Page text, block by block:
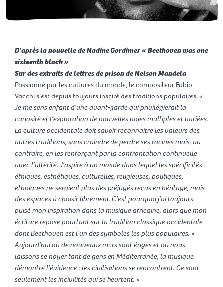
D’après la nouvelle de Nadine Gordimer « Beethoven was one
sixteenth black »
Sur des extraits de lettres de prison de Nelson Mandela
Passionné par les cultures du monde, le compositeur Fabio
Vacchi s’est ­depuis toujours inspiré des traditions populaires.«
Je me sens enfant d’une avant-garde qui privilégierait la
curiosité et l’exploration de nouvelles voies multiples et variées.
La culture occidentale doit savoir reconnaitre les valeurs des
autres traditions, sans craindre de perdre ses racines mais, au
contraire, en les renforçant par la confrontation continuelle
avec l’altérité. J’aspire à un monde dans lequel les spécificités
éthiques, esthétiques, culturelles, religieuses, politiques,
ethniques ne seraient plus des préjugés reçus en héritage, mais
des espaces à choisir librement. C’est pourquoi j’ai toujours
puisé mon inspiration dans la musique africaine, alors que mon
écriture repose pourtant sur la tradition classique occidentale
dont Beethoven est l’un des symboles les plus populaires. «
Aujourd’hui où de nouveaux murs sont érigés et où nous
laissons se noyer tant de gens en Méditerranée, la musique
démontre l’évidence : les ­civilisations se ­rencontrent. Ce sont
seulement les ­incivilités qui se heurtent. »